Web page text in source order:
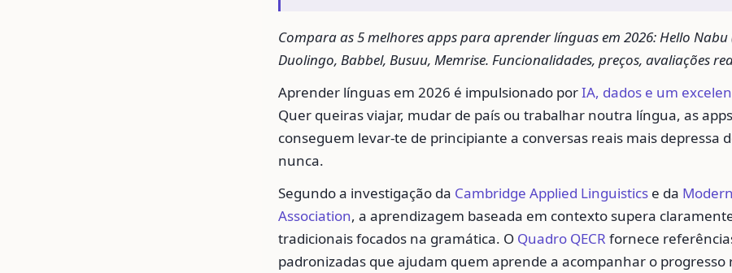
Compara as 5 melhores apps para aprender línguas em 2026: Hello
Duolingo, Babbel, Busuu, Memrise. Funcionalidades, preços, avaliações
Aprender línguas em 2026 é impulsionado porIA, dados e um
Quer queiras viajar, mudar de país ou trabalhar noutra língua, as
conseguem levar-te de principiante a conversas reais mais depressa
nunca.
Segundo a investigação da Cambridge Applied Linguistics e da
Association, a aprendizagem baseada em contexto supera
tradicionais focados na gramática. O Quadro QECR fornece
padronizadas que ajudam quem aprende a acompanhar o progresso